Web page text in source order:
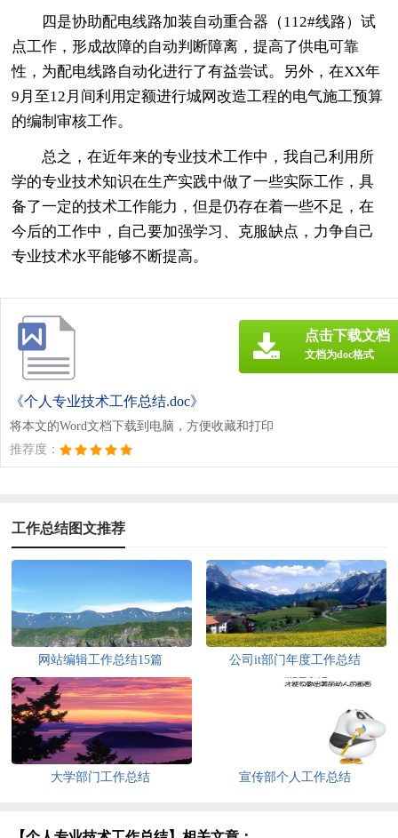
四是协助配电线路加装自动重合器（112#线路）试
点工作，形成故障的自动判断障离，提高了供电可靠
性，为配电线路自动化进行了有益尝试。另外，在XX年
9月至12月间利用定额进行城网改造工程的电气施工预算
的编制审核工作。
总之，在近年来的专业技术工作中，我自己利用所
学的专业技术知识在生产实践中做了一些实际工作，具
备了一定的技术工作能力，但是仍存在着一些不足，在
今后的工作中，自己要加强学习、克服缺点，力争自己
专业技术水平能够不断提高。
《个人专业技术工作总结.doc》
将本文的Word文档下载到电脑，方便收藏和打印
推荐度：
点击下载文档
文档为doc格式
工作总结图文推荐
网站编辑工作总结15篇 公司it部门年度工作总结
大学部门工作总结 宣传部个人工作总结